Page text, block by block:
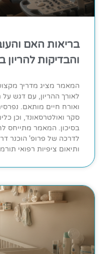
בריאות האם
והבדיקות להריון
המאמר מציג מדריך
לאורך ההריון, עם דגש על
ואורח חיים מותאם.
סקר ואולטרסאונד, וכן
בסיכון. המאמר מתייחס
לדרכה של פרופ' הוכנר
ותיאום ציפיות רפואי